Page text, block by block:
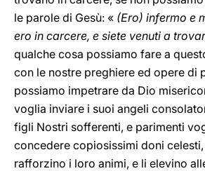
le parole di Gesù: « (Ero) infermo e
ero in carcere, e siete venuti a
qualche cosa possiamo fare a
con le nostre preghiere ed opere di
possiamo impetrare da Dio
voglia inviare i suoi angeli
figli Nostri sofferenti, e parimenti
concedere copiosissimi doni
rafforzino i loro animi, e li elevino